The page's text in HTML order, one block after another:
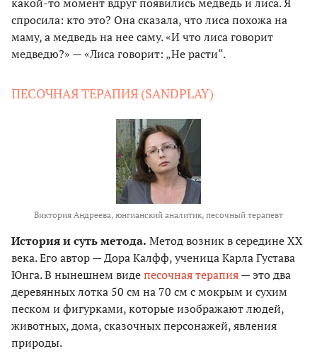
спросила: кто это? Она сказала, что лиса похожа на
маму, а медведь на нее саму. «И что лиса говорит
медведю?» — «Лиса говорит: „Не расти“.
ПЕСОЧНАЯ ТЕРАПИЯ (SANDPLAY)
Виктория Андреева, юнгианский аналитик, песочный терапевт
История и суть метода. Метод возник в середине ХХ
века. Его автор — Дора Калфф, ученица Карла Густава
Юнга. В нынешнем видепесочная терапия— это два
деревянных лотка 50 см на 70 см с мокрым и сухим
песком и фигурками, которые изображают людей,
животных, дома, сказочных персонажей, явления
природы.